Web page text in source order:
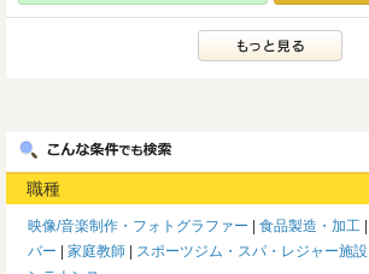
職種
映像/音楽制作・フォトグラファー 食品製造・加工
バー
家庭教師 スポーツジム・スパ・レジャー施設